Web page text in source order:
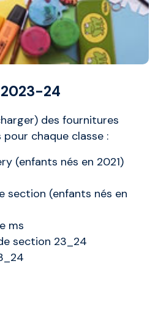
24
des fournitures
chaque classe :
(enfants nés en 2021)
section (enfants nés en
ms
section 23_24